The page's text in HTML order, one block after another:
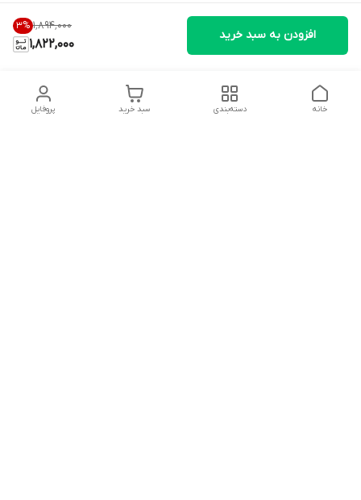
۱٬۸۹۴٬۰۰۰ 3%
1,822,000
افزودن به سبد خرید
پروفایل سبد خرید دسته‌بندی خانه